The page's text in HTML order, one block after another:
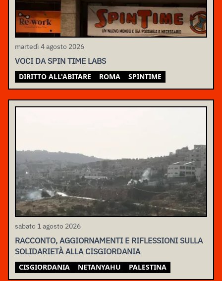
martedì 4 agosto 2026
VOCI DA SPIN TIME LABS
DIRITTO ALL'ABITARE ROMA SPINTIME
sabato 1 agosto 2026
RACCONTO, AGGIORNAMENTI E RIFLESSIONI SULLA
SOLIDARIETÀ ALLA CISGIORDANIA
CISGIORDANIA NETANYAHU PALESTINA